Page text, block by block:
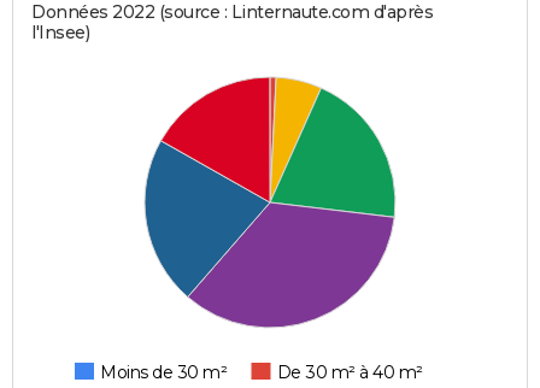
Données 2022 (source : Linternaute.com d'après
l'Insee)
Moins de 30 m²
De 30 m² à 40 m²